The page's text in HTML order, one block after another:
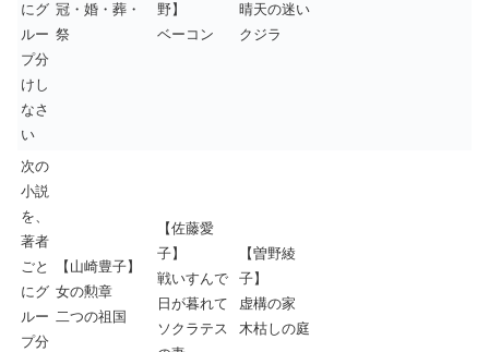
にグ
ルー
プ分
けし
なさ
い
冠・婚・葬・
祭
野】
ベーコン
晴天の迷い
クジラ
次の
小説
を、
著者
ごと
にグ
ルー
プ分
【山崎豊子】
女の勲章
二つの祖国
【佐藤愛
子】
戦いすんで
日が暮れて
ソクラテス
【曽野綾
子】
虚構の家
木枯しの庭